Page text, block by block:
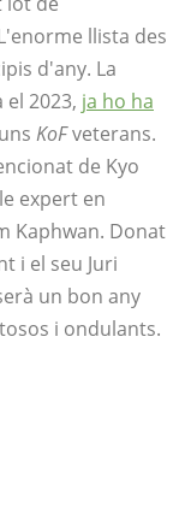
llista des
d'any. La
2023, ja ho ha
KoFveterans.
de Kyo
expert en
Kaphwan. Donat
i el seu Juri
un bon any
i ondulants.